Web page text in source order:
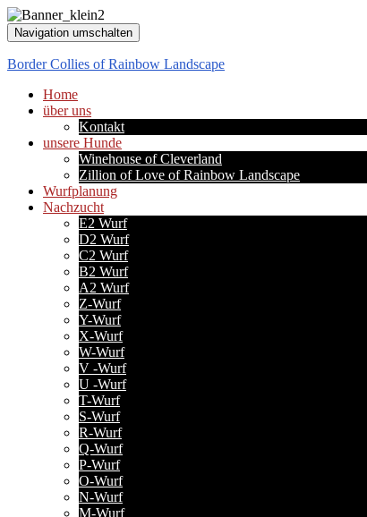
Navigation umschalten
Border Collies of Rainbow Landscape
Home
über uns
Kontakt
unsere Hunde
Winehouse of Cleverland
Zillion of Love of Rainbow Landscape
Wurfplanung
Nachzucht
E2 Wurf
D2 Wurf
C2 Wurf
B2 Wurf
A2 Wurf
Z-Wurf
Y-Wurf
X-Wurf
W-Wurf
V -Wurf
U -Wurf
T-Wurf
S-Wurf
R-Wurf
Q-Wurf
P-Wurf
O-Wurf
N-Wurf
M-Wurf